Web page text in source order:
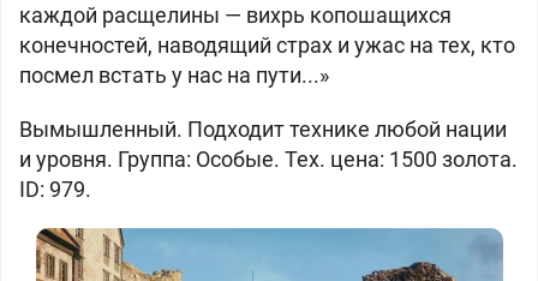
каждой расщелины — вихрь копошащихся
конечностей, наводящий страх и ужас на тех, кто
посмел встать у нас на пути...»
Вымышленный. Подходит технике любой нации
и уровня. Группа: Особые. Тех. цена: 1500 золота.
ID: 979.